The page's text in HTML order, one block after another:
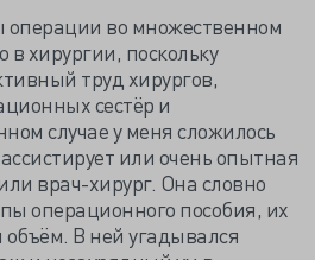
во множественном
хирургии, поскольку
труд хирургов,
сестёр и
случае у меня сложилось
или очень опытная
врач-хирург. Она словно
операционного пособия, их
объём. В ней угадывался